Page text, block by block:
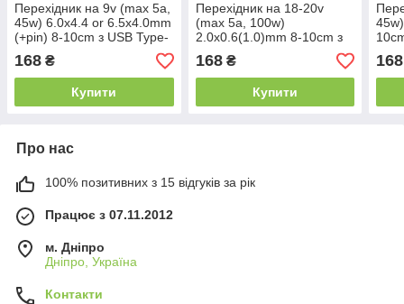
Перехідник на 9v (max 5a,
45w) 6.0x4.4 or 6.5x4.0mm
(+pin) 8-10cm з USB Type-
C (Female) Quick Charge
Power Delivery QC|PD
тригер
168 ₴
Купити
Перехідник на 18-20v
(max 5a, 100w)
2.0x0.6(1.0)mm 8-10cm з
USB Type-C (Female)
Quick Charge Power
Delivery QC|PD тригер (A
168₴
Купити
168
Про нас
100% позитивних з 15 відгуків за рік
Працює з 07.11.2012
м. Дніпро
Дніпро, Україна
Контакти